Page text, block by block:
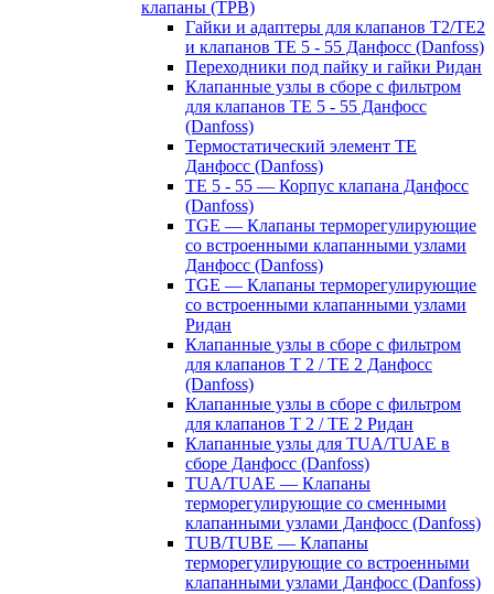
клапаны (ТРВ)
Гайки и адаптеры для клапанов T2/TE2
и клапанов TE 5 - 55 Данфосс (Danfoss)
Переходники под пайку и гайки Ридан
Клапанные узлы в сборе с фильтром
для клапанов TE 5 - 55 Данфосс
(Danfoss)
Термостатический элемент TE
Данфосс (Danfoss)
TE 5 - 55 — Корпус клапана Данфосс
(Danfoss)
TGE — Клапаны терморегулирующие
со встроенными клапанными узлами
Данфосс (Danfoss)
TGE — Клапаны терморегулирующие
со встроенными клапанными узлами
Ридан
Клапанные узлы в сборе с фильтром
для клапанов T 2 / TE 2 Данфосс
(Danfoss)
Клапанные узлы в сборе с фильтром
для клапанов T 2 / TE 2 Ридан
Клапанные узлы для TUA/TUAE в
сборе Данфосс (Danfoss)
TUA/TUAE — Клапаны
терморегулирующие со сменными
клапанными узлами Данфосс (Danfoss)
TUB/TUBE — Клапаны
терморегулирующие со встроенными
клапанными узлами Данфосс (Danfoss)